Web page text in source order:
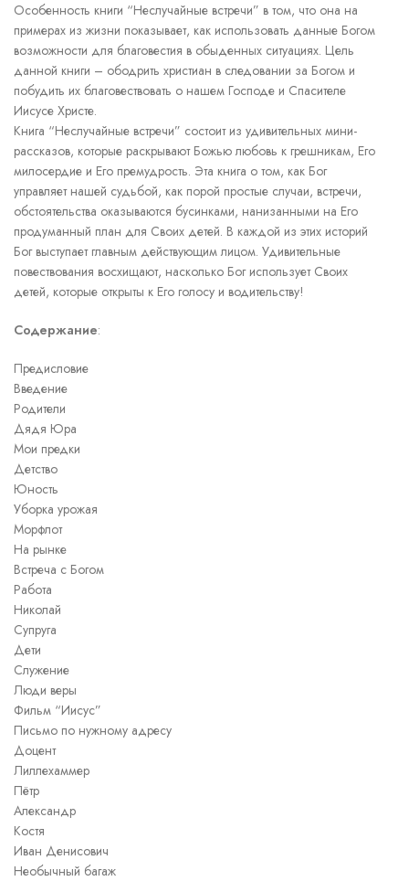
Особенность книги “Неслучайные встречи” в том, что она на
примерах из жизни показывает, как использовать данные Богом
возможности для благовестия в обыденных ситуациях. Цель
данной книги – ободрить христиан в следовании за Богом и
побудить их благовествовать о нашем Господе и Спасителе
Иисусе Христе.
Книга “Неслучайные встречи” состоит из удивительных мини-
рассказов, которые раскрывают Божью любовь к грешникам, Его
милосердие и Его премудрость. Эта книга о том, как Бог
управляет нашей судьбой, как порой простые случаи, встречи,
обстоятельства оказываются бусинками, нанизанными на Его
продуманный план для Своих детей. В каждой из этих историй
Бог выступает главным действующим лицом. Удивительные
повествования восхищают, насколько Бог использует Своих
детей, которые открыты к Его голосу и водительству!
Содержание:
Предисловие
Введение
Родители
Дядя Юра
Мои предки
Детство
Юность
Уборка урожая
Морфлот
На рынке
Встреча с Богом
Работа
Николай
Супруга
Дети
Служение
Люди веры
Фильм “Иисус”
Письмо по нужному адресу
Доцент
Лиллехаммер
Пётр
Александр
Костя
Иван Денисович
Необычный багаж